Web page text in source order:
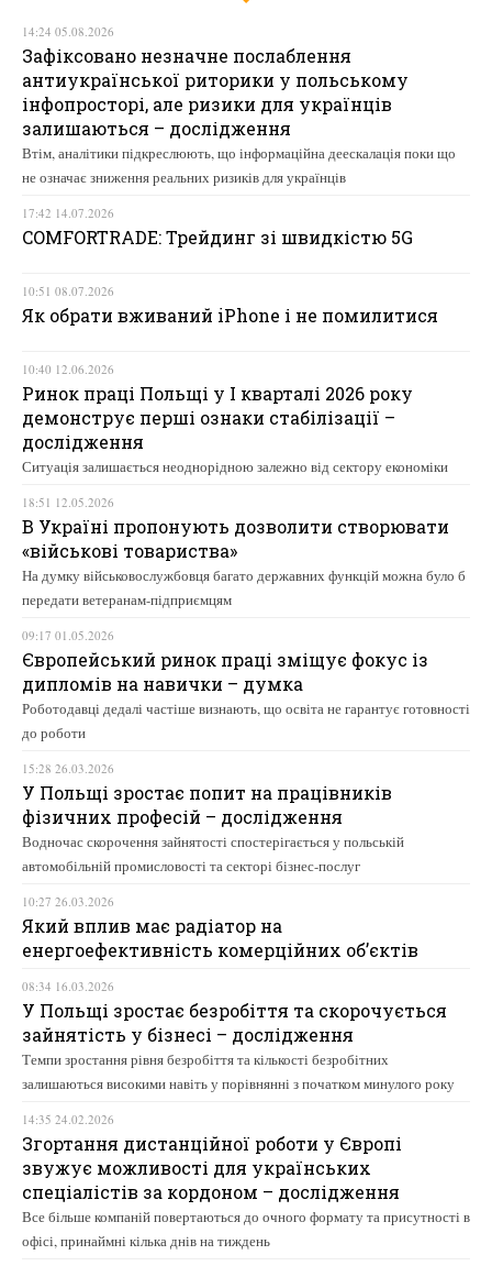
14:24 05.08.2026
Зафіксовано незначне послаблення
антиукраїнської риторики у польському
інфопросторі, але ризики для українців
залишаються – дослідження
Втім, аналітики підкреслюють, що інформаційна деескалація поки що
не означає зниження реальних ризиків для українців
17:42 14.07.2026
COMFORTRADE: Трейдинг зі швидкістю 5G
10:51 08.07.2026
Як обрати вживаний iPhone і не помилитися
10:40 12.06.2026
Ринок праці Польщі у І кварталі 2026 року
демонструє перші ознаки стабілізації –
дослідження
Ситуація залишається неоднорідною залежно від сектору економіки
18:51 12.05.2026
В Україні пропонують дозволити створювати
«військові товариства»
На думку військовослужбовця багато державних функцій можна було б
передати ветеранам-підприємцям
09:17 01.05.2026
Європейський ринок праці зміщує фокус із
дипломів на навички – думка
Роботодавці дедалі частіше визнають, що освіта не гарантує готовності
до роботи
15:28 26.03.2026
У Польщі зростає попит на працівників
фізичних професій – дослідження
Водночас скорочення зайнятості спостерігається у польській
автомобільній промисловості та секторі бізнес-послуг
10:27 26.03.2026
Який вплив має радіатор на
енергоефективність комерційних об’єктів
08:34 16.03.2026
У Польщі зростає безробіття та скорочується
зайнятість у бізнесі – дослідження
Темпи зростання рівня безробіття та кількості безробітних
залишаються високими навіть у порівнянні з початком минулого року
14:35 24.02.2026
Згортання дистанційної роботи у Європі
звужує можливості для українських
спеціалістів за кордоном – дослідження
Все більше компаній повертаються до очного формату та присутності в
офісі, принаймні кілька днів на тиждень